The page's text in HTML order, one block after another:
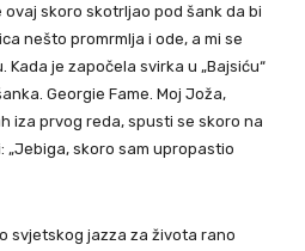
skoro skotrljao pod šank da bi
nešto promrmlja i ode, a mi se
Kada je započela svirka u „Bajsiću“
Georgie Fame. Moj Joža,
iza prvog reda, spusti se skoro na
„Jebiga, skoro sam upropastio
svjetskog jazza za života rano